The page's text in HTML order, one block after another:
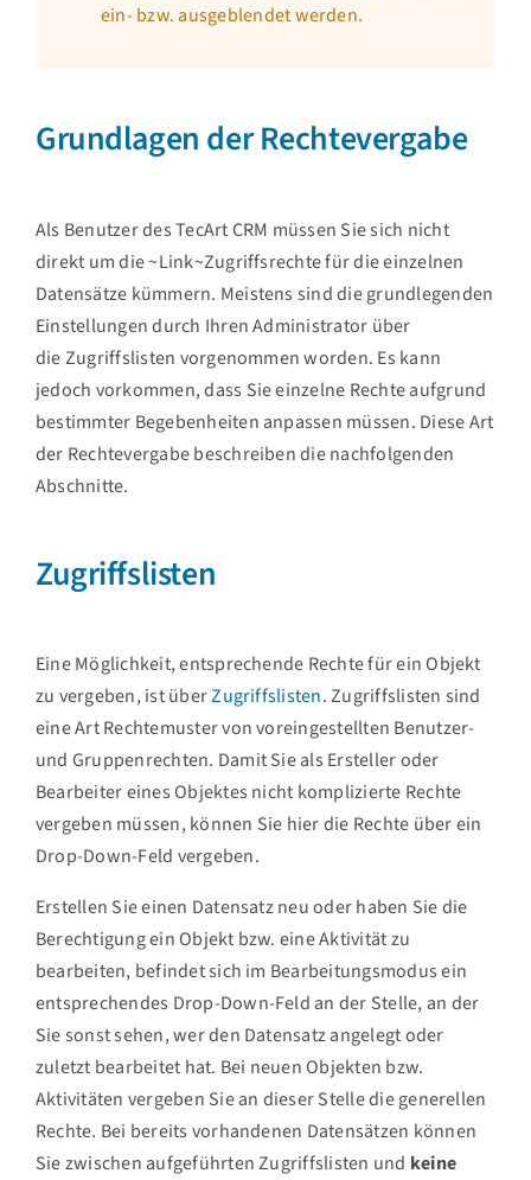
ein- bzw. ausgeblendet werden.
Grundlagen der Rechtevergabe
Als Benutzer des TecArt CRM müssen Sie sich nicht
direkt um die ~Link~Zugriffsrechte für die einzelnen
Datensätze kümmern. Meistens sind die grundlegenden
Einstellungen durch Ihren Administrator über
die Zugriffslisten vorgenommen worden. Es kann
jedoch vorkommen, dass Sie einzelne Rechte aufgrund
bestimmter Begebenheiten anpassen müssen. Diese Art
der Rechtevergabe beschreiben die nachfolgenden
Abschnitte.
Zugriffslisten
Eine Möglichkeit, entsprechende Rechte für ein Objekt
zu vergeben, ist überZugriffslisten. Zugriffslisten sind
eine Art Rechtemuster von voreingestellten Benutzer-
und Gruppenrechten. Damit Sie als Ersteller oder
Bearbeiter eines Objektes nicht komplizierte Rechte
vergeben müssen, können Sie hier die Rechte über ein
Drop-Down-Feld vergeben.
Erstellen Sie einen Datensatz neu oder haben Sie die
Berechtigung ein Objekt bzw. eine Aktivität zu
bearbeiten, befindet sich im Bearbeitungsmodus ein
entsprechendes Drop-Down-Feld an der Stelle, an der
Sie sonst sehen, wer den Datensatz angelegt oder
zuletzt bearbeitet hat. Bei neuen Objekten bzw.
Aktivitäten vergeben Sie an dieser Stelle die generellen
Rechte. Bei bereits vorhandenen Datensätzen können
Sie zwischen aufgeführten Zugriffslisten und keine